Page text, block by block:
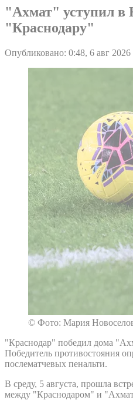
"Ахмат" уступил в
"Краснодару"
Опубликовано: 0:48, 6 авг
© Фото: Мария
"Краснодар" победил дома
Победитель противостояния
послематчевых пенальти.
В среду, 5 августа, прошла
между "Краснодаром" и